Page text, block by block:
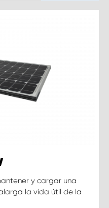
y cargar una
la vida útil de la